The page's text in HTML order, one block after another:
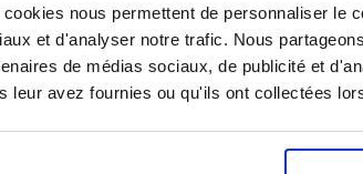
cookies nous permettent de personnaliser le
et d'analyser notre trafic. Nous
de médias sociaux, de publicité et
leur avez fournies ou qu'ils ont collectées
A1